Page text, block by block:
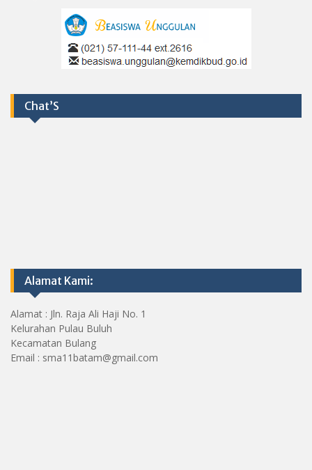
Chat’S
Alamat Kami:
Alamat : Jln. Raja Ali Haji No. 1
Kelurahan Pulau Buluh
Kecamatan Bulang
Email : sma11batam@gmail.com